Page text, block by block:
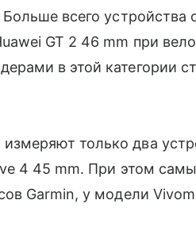
всего
GT 2 46 mm при
в этой категории
только два
4 45 mm. При этом
Garmin, у модели